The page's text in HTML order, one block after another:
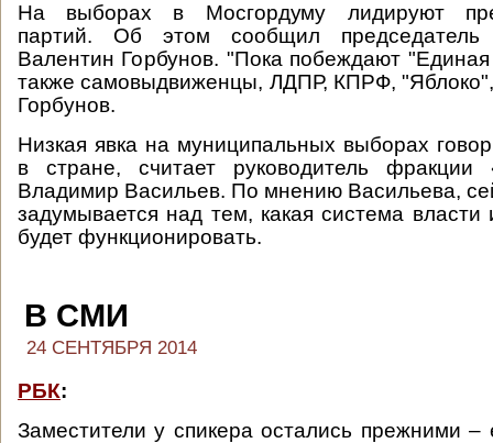
На выборах в Мосгордуму лидируют
партий. Об этом сообщил председатель
Валентин Горбунов. "Пока побеждают
также самовыдвиженцы, ЛДПР, КПРФ,
Горбунов.
Низкая явка на муниципальных выборах
в стране, считает руководитель фракции
Владимир Васильев. По мнению Васильева,
задумывается над тем, какая система власти
будет функционировать.
В СМИ
24 СЕНТЯБРЯ 2014
РБК:
Заместители у спикера остались прежними